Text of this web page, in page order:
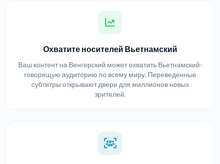
Охватите носителей Вьетнамский
Ваш контент на Венгерский может охватить Вьетнамский-
говорящую аудиторию по всему миру. Переведенные
субтитры открывают двери для миллионов новых
зрителей.